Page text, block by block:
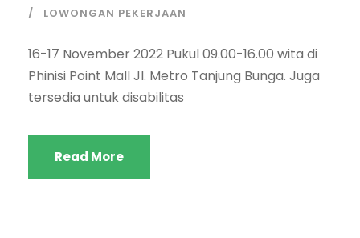
LOWONGAN PEKERJAAN
16-17 November 2022 Pukul 09.00-16.00 wita di
Phinisi Point Mall Jl. Metro Tanjung Bunga. Juga
tersedia untuk disabilitas
Read More